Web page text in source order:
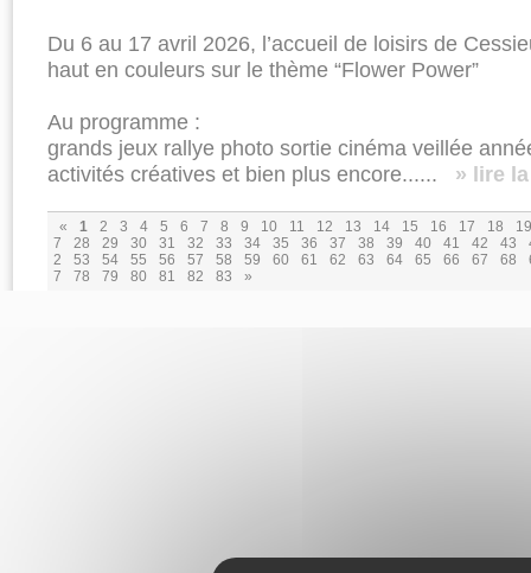
Du 6 au 17 avril 2026, l’accueil de loisirs de
haut en couleurs sur le thème “Flower Power”
Au programme :
grands jeux rallye photo sortie cinéma veillée
activités créatives et bien plus encore......
» lire
« 1 2 3 4 5 6 7 8 9 10 11 12 13 14 15 16 17 18
19
7
28 29 30 31 32 33 34 35 36 37 38 39 40 41 42 43
2
53 54 55 56 57 58 59 60 61 62 63 64 65 66 67 68
7
78 79 80 81 82 83 »